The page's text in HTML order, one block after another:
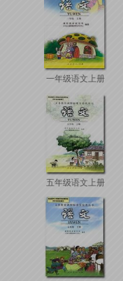
一年级语文上册
五年级语文上册